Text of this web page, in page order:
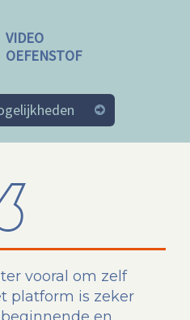
VIDEO
OEFENSTOF
vooral om zelf
platform is zeker